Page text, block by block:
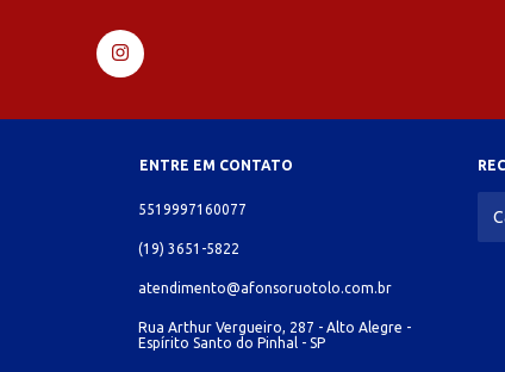
ENTRE EM CONTATO
5519997160077
(19) 3651-5822
atendimento@afonsoruotolo.com.br
Rua Arthur Vergueiro, 287 - Alto Alegre -
Espírito Santo do Pinhal - SP